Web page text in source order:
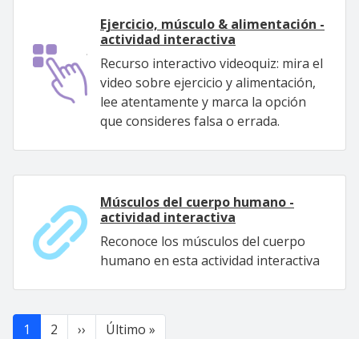
Ejercicio, músculo & alimentación -
actividad interactiva
Recurso interactivo videoquiz: mira el
video sobre ejercicio y alimentación,
lee atentamente y marca la opción
que consideres falsa o errada.
Músculos del cuerpo humano -
actividad interactiva
Reconoce los músculos del cuerpo
humano en esta actividad interactiva
Paginación
1 2 ›› Siguiente página
Último »